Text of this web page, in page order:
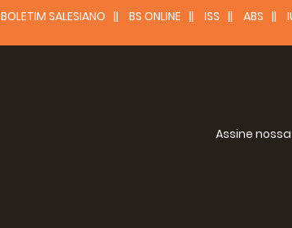
BOLETIM SALESIANO BS ONLINE ISS ABS
Assine